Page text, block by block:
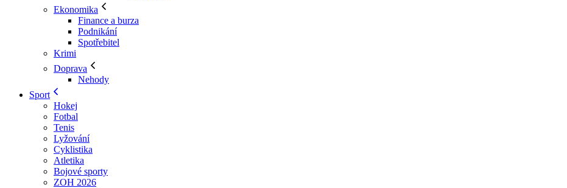
Ekonomika
Finance a burza
Podnikání
Spotřebitel
Krimi
Doprava
Nehody
Sport
Hokej
Fotbal
Tenis
Lyžování
Cyklistika
Atletika
Bojové sporty
ZOH 2026